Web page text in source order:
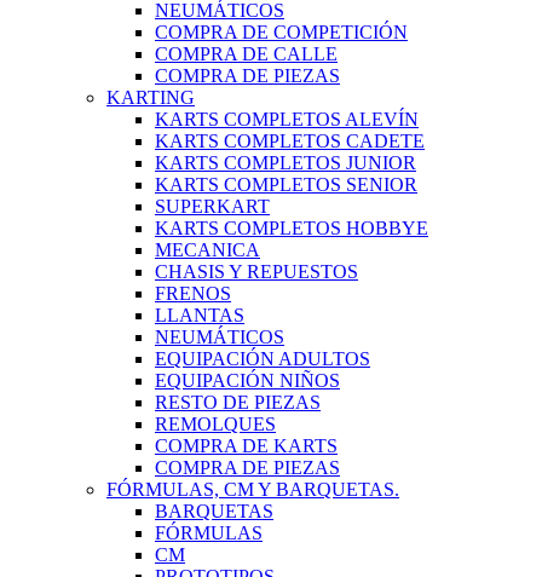
NEUMÁTICOS
COMPRA DE COMPETICIÓN
COMPRA DE CALLE
COMPRA DE PIEZAS
KARTING
KARTS COMPLETOS ALEVÍN
KARTS COMPLETOS CADETE
KARTS COMPLETOS JUNIOR
KARTS COMPLETOS SENIOR
SUPERKART
KARTS COMPLETOS HOBBYE
MECANICA
CHASIS Y REPUESTOS
FRENOS
LLANTAS
NEUMÁTICOS
EQUIPACIÓN ADULTOS
EQUIPACIÓN NIÑOS
RESTO DE PIEZAS
REMOLQUES
COMPRA DE KARTS
COMPRA DE PIEZAS
FÓRMULAS, CM Y BARQUETAS.
BARQUETAS
FÓRMULAS
CM